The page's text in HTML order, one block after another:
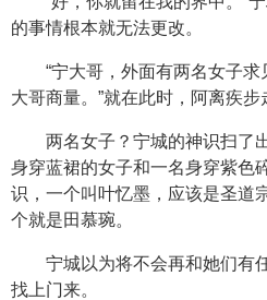
的事情根本就无法更改。
“宁大哥，外面有两名女子
大哥商量。”就在此时，阿离疾步
两名女子？宁城的神识扫了
身穿蓝裙的女子和一名身穿紫色
识，一个叫叶忆墨，应该是圣道
个就是田慕琬。
宁城以为将不会再和她们有
找上门来。